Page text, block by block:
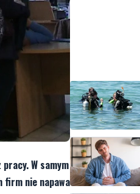
W samym
firm nie napawa